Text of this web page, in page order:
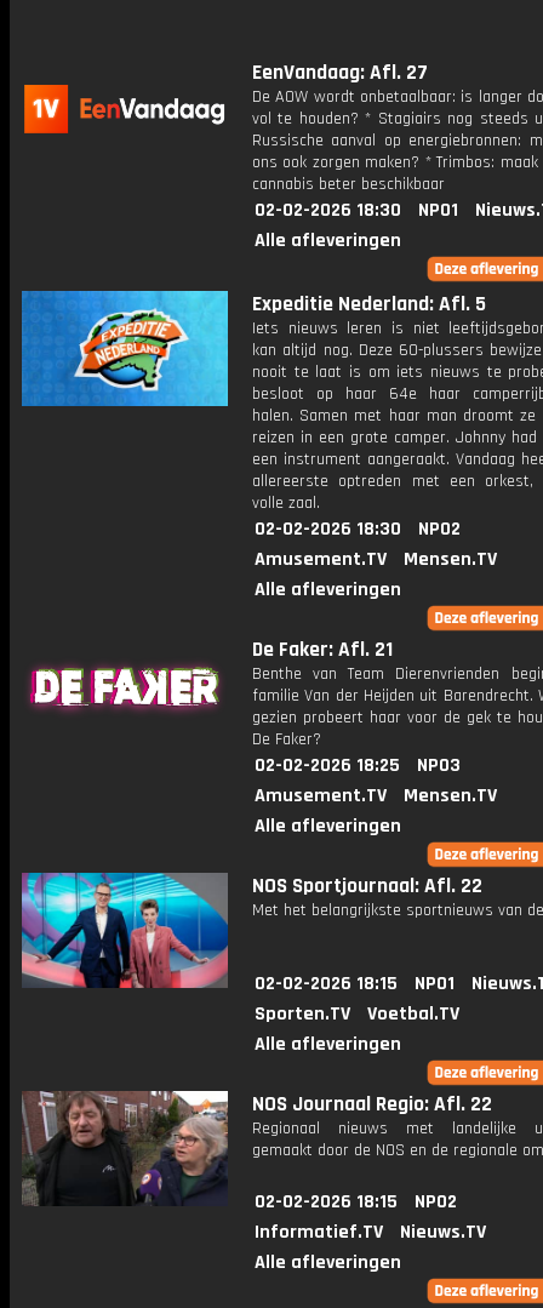
EenVandaag: Afl. 27
De AOW wordt onbetaalbaar: is langer
vol te houden? * Stagiairs nog steeds
Russische aanval op energiebronnen:
ons ook zorgen maken? * Trimbos:
cannabis beter beschikbaar
02-02-2026 18:30 NPO1
Alle afleveringen
Expeditie Nederland: Afl. 5
Iets nieuws leren is niet
kan altijd nog. Deze 60-plussers
nooit te laat is om iets nieuws te
besloot op haar 64e haar
halen. Samen met haar man droomt ze
reizen in een grote camper. Johnny
een instrument aangeraakt. Vandaag
allereerste optreden met een orkest,
volle zaal.
02-02-2026 18:30
NPO2
Amusement.TV
Mensen.TV
Alle afleveringen
De Faker: Afl. 21
Benthe van Team Dierenvrienden
familie Van der Heijden uit Barendrecht.
gezien probeert haar voor de gek te
De Faker?
02-02-2026 18:25
NPO3
Amusement.TV
Mensen.TV
Alle afleveringen
NOS Sportjournaal: Afl. 22
Met het belangrijkste sportnieuws van
02-02-2026 18:15 NPO1
Sporten.TV
Voetbal.TV
Alle afleveringen
NOS Journaal Regio: Afl. 22
Regionaal nieuws met landelijke
gemaakt door de NOS en de regionale
02-02-2026 18:15
NPO2
Informatief.TV
Nieuws.TV
Alle afleveringen